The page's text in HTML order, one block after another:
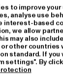
Mukava,
to improve
analyse use
interest-based
we allow
may also
other countries
standard. If you
settings". By